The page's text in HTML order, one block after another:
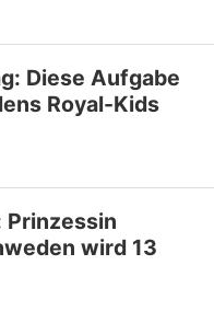
Diese Aufgabe
Royal-Kids
Prinzessin
wird 13